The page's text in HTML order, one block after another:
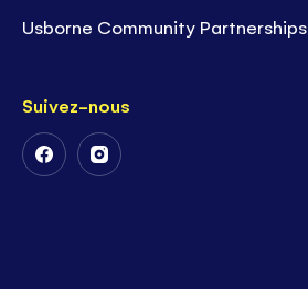
Usborne Community Partnerships
Suivez-nous
Suivez-Suivez-